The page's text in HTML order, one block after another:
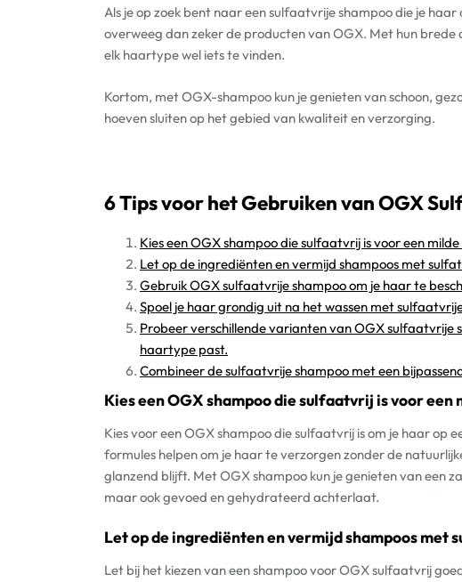
Als je op zoek bent naar een sulfaatvrije shampoo die je
overweeg dan zeker de producten van OGX. Met hun
elk haartype wel iets te vinden.
Kortom, met OGX-shampoo kun je genieten van schoon,
hoeven sluiten op het gebied van kwaliteit en verzorging.
6 Tips voor het Gebruiken van OGX
Kies een OGX shampoo die sulfaatvrij is voor een
Let op de ingrediënten en vermijd shampoos met
Gebruik OGX sulfaatvrije shampoo om je haar te
Spoel je haar grondig uit na het wassen met
Probeer verschillende varianten van OGX sulfaatvrije
haartype past.
Combineer de sulfaatvrije shampoo met een
Kies een OGX shampoo die sulfaatvrij is voor een
Kies voor een OGX shampoo die sulfaatvrij is om je haar op
formules helpen om je haar te verzorgen zonder de
glanzend blijft. Met OGX shampoo kun je genieten van een
maar ook gevoed en gehydrateerd achterlaat.
Let op de ingrediënten en vermijd shampoos met
Let bij het kiezen van een shampoo voor OGX sulfaatvrij